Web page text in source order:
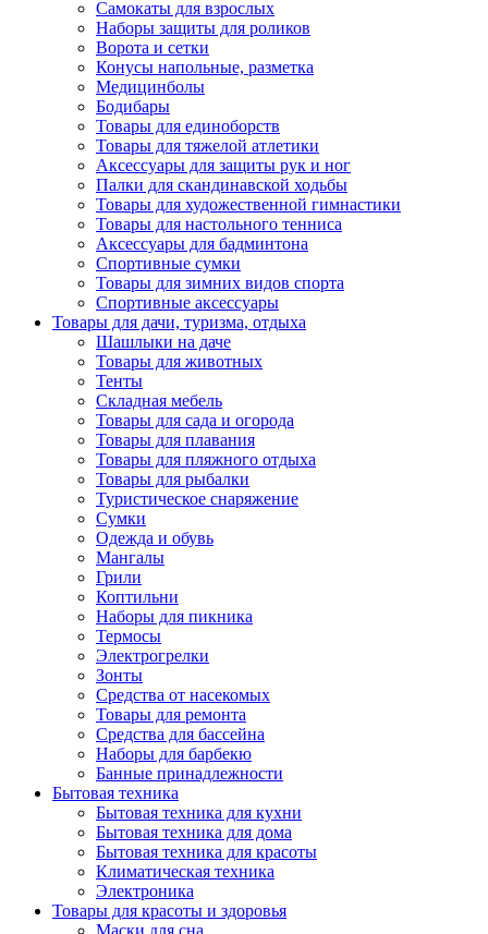
Самокаты для взрослых
Наборы защиты для роликов
Ворота и сетки
Конусы напольные, разметка
Медицинболы
Бодибары
Товары для единоборств
Товары для тяжелой атлетики
Аксессуары для защиты рук и ног
Палки для скандинавской ходьбы
Товары для художественной гимнастики
Товары для настольного тенниса
Аксессуары для бадминтона
Спортивные сумки
Товары для зимних видов спорта
Спортивные аксессуары
Товары для дачи, туризма, отдыха
Шашлыки на даче
Товары для животных
Тенты
Складная мебель
Товары для сада и огорода
Товары для плавания
Товары для пляжного отдыха
Товары для рыбалки
Туристическое снаряжение
Сумки
Одежда и обувь
Мангалы
Грили
Коптильни
Наборы для пикника
Термосы
Электрогрелки
Зонты
Средства от насекомых
Товары для ремонта
Средства для бассейна
Наборы для барбекю
Банные принадлежности
Бытовая техника
Бытовая техника для кухни
Бытовая техника для дома
Бытовая техника для красоты
Климатическая техника
Электроника
Товары для красоты и здоровья
Маски для сна